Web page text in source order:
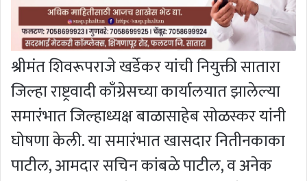
श्रीमंत शिवरूपराजे खर्डेकर यांची नियुक्ती सातारा
जिल्हा राष्ट्रवादी काँग्रेसच्या कार्यालयात झालेल्या
समारंभात जिल्हाध्यक्ष बाळासाहेब सोळस्कर यांनी
घोषणा केली. या समारंभात खासदार नितीनकाका
पाटील, आमदार सचिन कांबळे पाटील, व अनेक